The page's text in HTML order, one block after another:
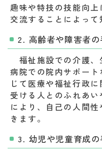
趣味や特技の技能向
交流することによって
2. 高齢者や障害者
福祉施設での介護、
病院での院内サポー
じて医療や福祉行政
受ける人とのふれあ
により、自己の人間
きます。
3. 幼児や児童育成